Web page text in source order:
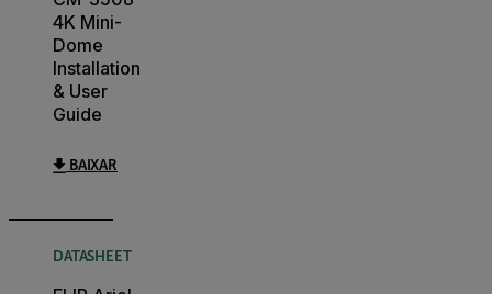
4K Mini-
Dome
Installation
& User
Guide
BAIXAR
DATASHEET